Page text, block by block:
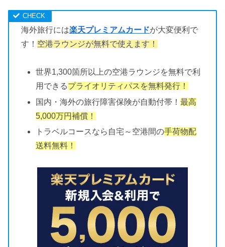
海外旅行には楽天プレミアムカードが大変便利で
す！ 空港ラウンジが無料で使えます！
世界1,300箇所以上の空港ラウンジを無料で利
用できるプライオリティパスを無料発行！
国内・海外の旅行障害保険が自動付帯！最高
5,000万円補償！
トラベルコースなら自宅～空港間の手荷物配
送料無料！